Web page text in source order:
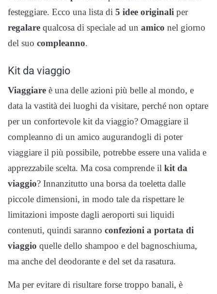
festeggiare. Ecco una lista di 5 idee originali per
regalare qualcosa di speciale ad un amico nel giorno
del suo compleanno.
Kit da viaggio
Viaggiare è una delle azioni più belle al mondo, e
data la vastità dei luoghi da visitare, perché non optare
per un confortevole kit da viaggio? Omaggiare il
compleanno di un amico augurandogli di poter
viaggiare il più possibile, potrebbe essere una valida e
apprezzabile scelta. Ma cosa comprende il kit da
viaggio? Innanzitutto una borsa da toeletta dalle
piccole dimensioni, in modo tale da rispettare le
limitazioni imposte dagli aeroporti sui liquidi
contenuti, quindi saranno confezioni a portata di
viaggio quelle dello shampoo e del bagnoschiuma,
ma anche del deodorante e del set da rasatura.
Ma per evitare di risultare forse troppo banali, è